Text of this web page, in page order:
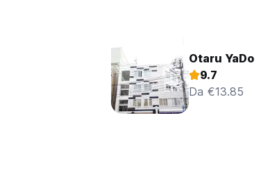
Otaru YaDo
9.7
Da €13.85